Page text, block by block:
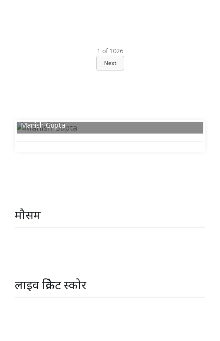
1 of 1026
Next
Manish Gupta
मौसम
लाइव क्रिकेट स्कोर